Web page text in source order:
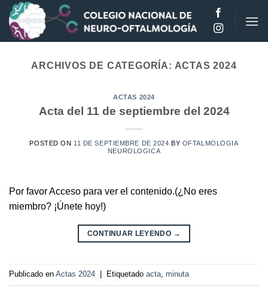
Saltar
contenido
ARCHIVOS DE CATEGORÍA: ACTAS 2024
ACTAS 2024
Acta del 11 de septiembre del 2024
POSTED ON 11 DE SEPTIEMBRE DE 2024 BY OFTALMOLOGIA
NEUROLOGICA
Por favor Acceso para ver el contenido.(¿No eres
miembro? ¡Únete hoy!)
CONTINUAR LEYENDO →
Publicado en Actas 2024 Etiquetado acta minuta